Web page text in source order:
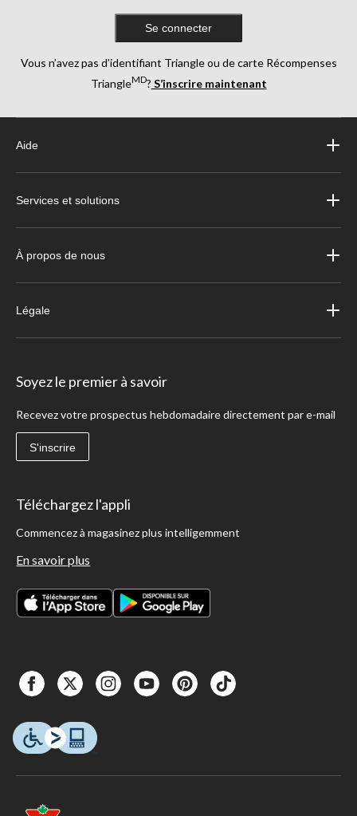
Se connecter
Vous n’avez pas d’identifiant Triangle ou de carte Récompenses
TriangleMD? S’inscrire maintenant
Aide
Services et solutions
À propos de nous
Légale
Soyez le premier à savoir
Recevez votre prospectus hebdomadaire directement par e-mail
S'inscrire
Téléchargez l'appli
Commencez à magasinez plus intelligemment
En savoir plus